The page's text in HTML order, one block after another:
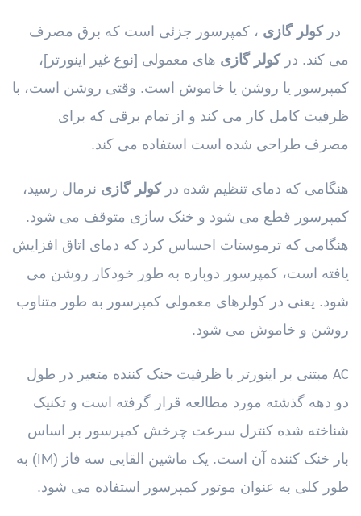
درکولر گازی ، کمپرسور جزئی است که برق مصرف
می کند. درکولر گازی های معمولی [نوع غیر اینورتر]،
کمپرسور یا روشن یا خاموش است. وقتی روشن است، با
ظرفیت کامل کار می کند و از تمام برقی که برای
مصرف طراحی شده است استفاده می کند.
هنگامی که دمای تنظیم شده درکولر گازی نرمال رسید،
کمپرسور قطع می شود و خنک سازی متوقف می شود.
هنگامی که ترموستات احساس کرد که دمای اتاق افزایش
یافته است، کمپرسور دوباره به طور خودکار روشن می
شود. یعنی در کولرهای معمولی کمپرسور به طور متناوب
روشن و خاموش می شود.
AC مبتنی بر اینورتر با ظرفیت خنک کننده متغیر در طول
دو دهه گذشته مورد مطالعه قرار گرفته است و تکنیک
شناخته شده کنترل سرعت چرخش کمپرسور بر اساس
بار خنک کننده آن است. یک ماشین القایی سه فاز (IM) به
طور کلی به عنوان موتور کمپرسور استفاده می شود.